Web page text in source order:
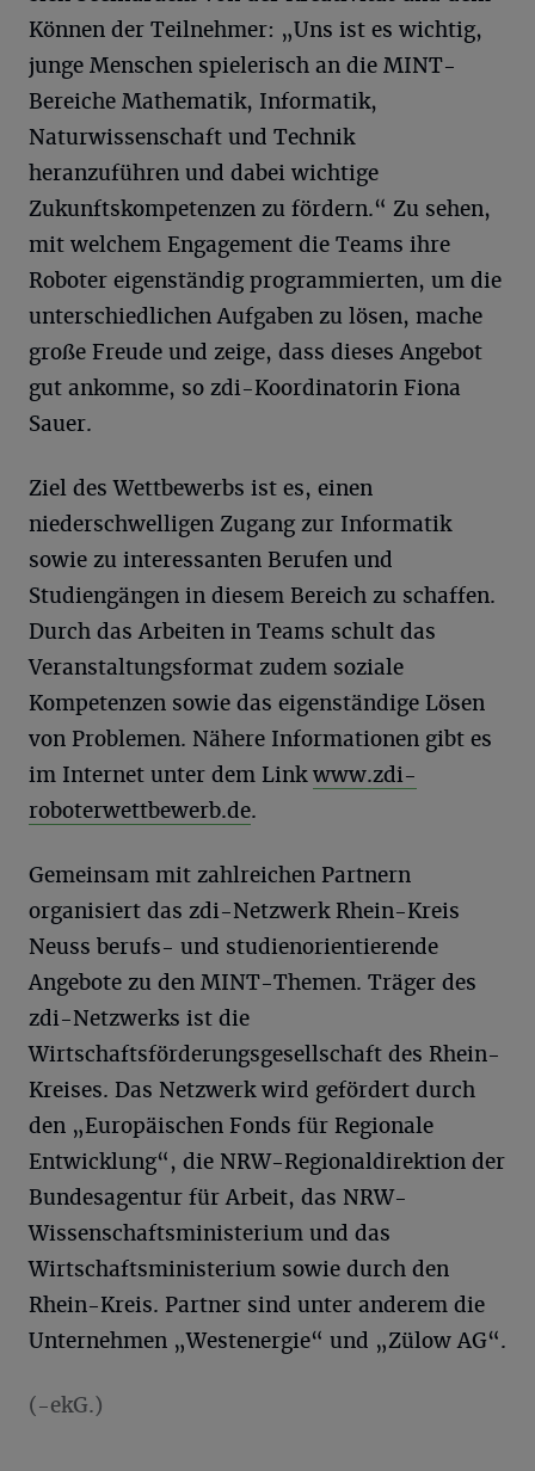
Können der Teilnehmer: „Uns ist es wichtig,
junge Menschen spielerisch an die MINT-
Bereiche Mathematik, Informatik,
Naturwissenschaft und Technik
heranzuführen und dabei wichtige
Zukunftskompetenzen zu fördern.“ Zu sehen,
mit welchem Engagement die Teams ihre
Roboter eigenständig programmierten, um die
unterschiedlichen Aufgaben zu lösen, mache
große Freude und zeige, dass dieses Angebot
gut ankomme, so zdi-Koordinatorin Fiona
Sauer.
Ziel des Wettbewerbs ist es, einen
niederschwelligen Zugang zur Informatik
sowie zu interessanten Berufen und
Studiengängen in diesem Bereich zu schaffen.
Durch das Arbeiten in Teams schult das
Veranstaltungsformat zudem soziale
Kompetenzen sowie das eigenständige Lösen
von Problemen. Nähere Informationen gibt es
im Internet unter dem Linkwww.zdi-
roboterwettbewerb.de.
Gemeinsam mit zahlreichen Partnern
organisiert das zdi-Netzwerk Rhein-Kreis
Neuss berufs- und studienorientierende
Angebote zu den MINT-Themen. Träger des
zdi-Netzwerks ist die
Wirtschaftsförderungsgesellschaft des Rhein-
Kreises. Das Netzwerk wird gefördert durch
den „Europäischen Fonds für Regionale
Entwicklung“, die NRW-Regionaldirektion der
Bundesagentur für Arbeit, das NRW-
Wissenschaftsministerium und das
Wirtschaftsministerium sowie durch den
Rhein-Kreis. Partner sind unter anderem die
Unternehmen „Westenergie“ und „Zülow AG“.
(-ekG.)